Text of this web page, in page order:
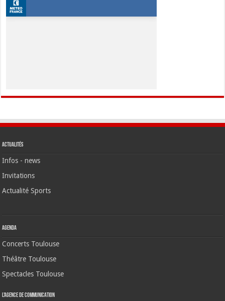
Actualités
Infos - news
Invitations
Actualité Sports
Agenda
Concerts Toulouse
Théâtre Toulouse
Spectacles Toulouse
L’agence de communication